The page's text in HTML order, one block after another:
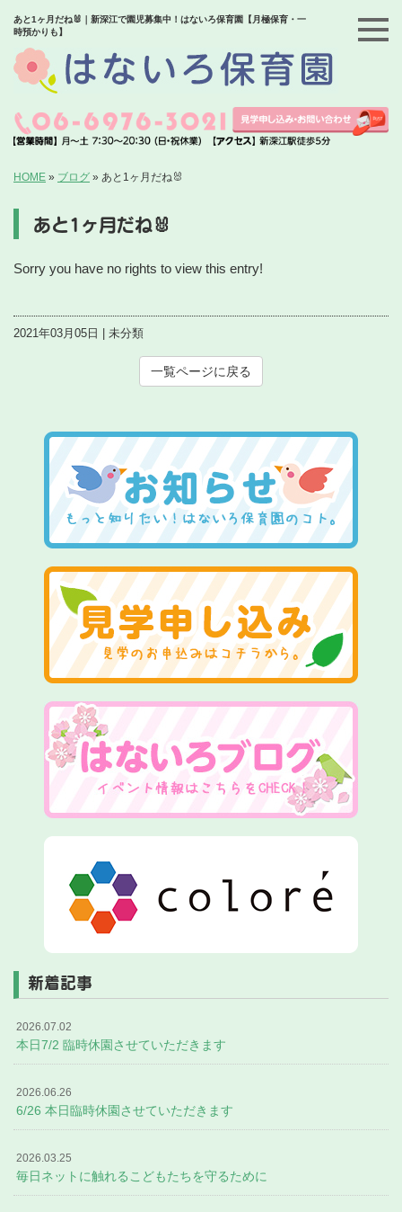
あと1ヶ月だね🐰｜新深江で園児募集中！はないろ保育園【月極保育・一
時預かりも】
HOME » ブログ » あと1ヶ月だね🐰
あと1ヶ月だね🐰
Sorry you have no rights to view this entry!
2021年03月05日 | 未分類
一覧ページに戻る
新着記事
2026.07.02
本日7/2 臨時休園させていただきます
2026.06.26
6/26 本日臨時休園させていただきます
2026.03.25
毎日ネットに触れるこどもたちを守るために